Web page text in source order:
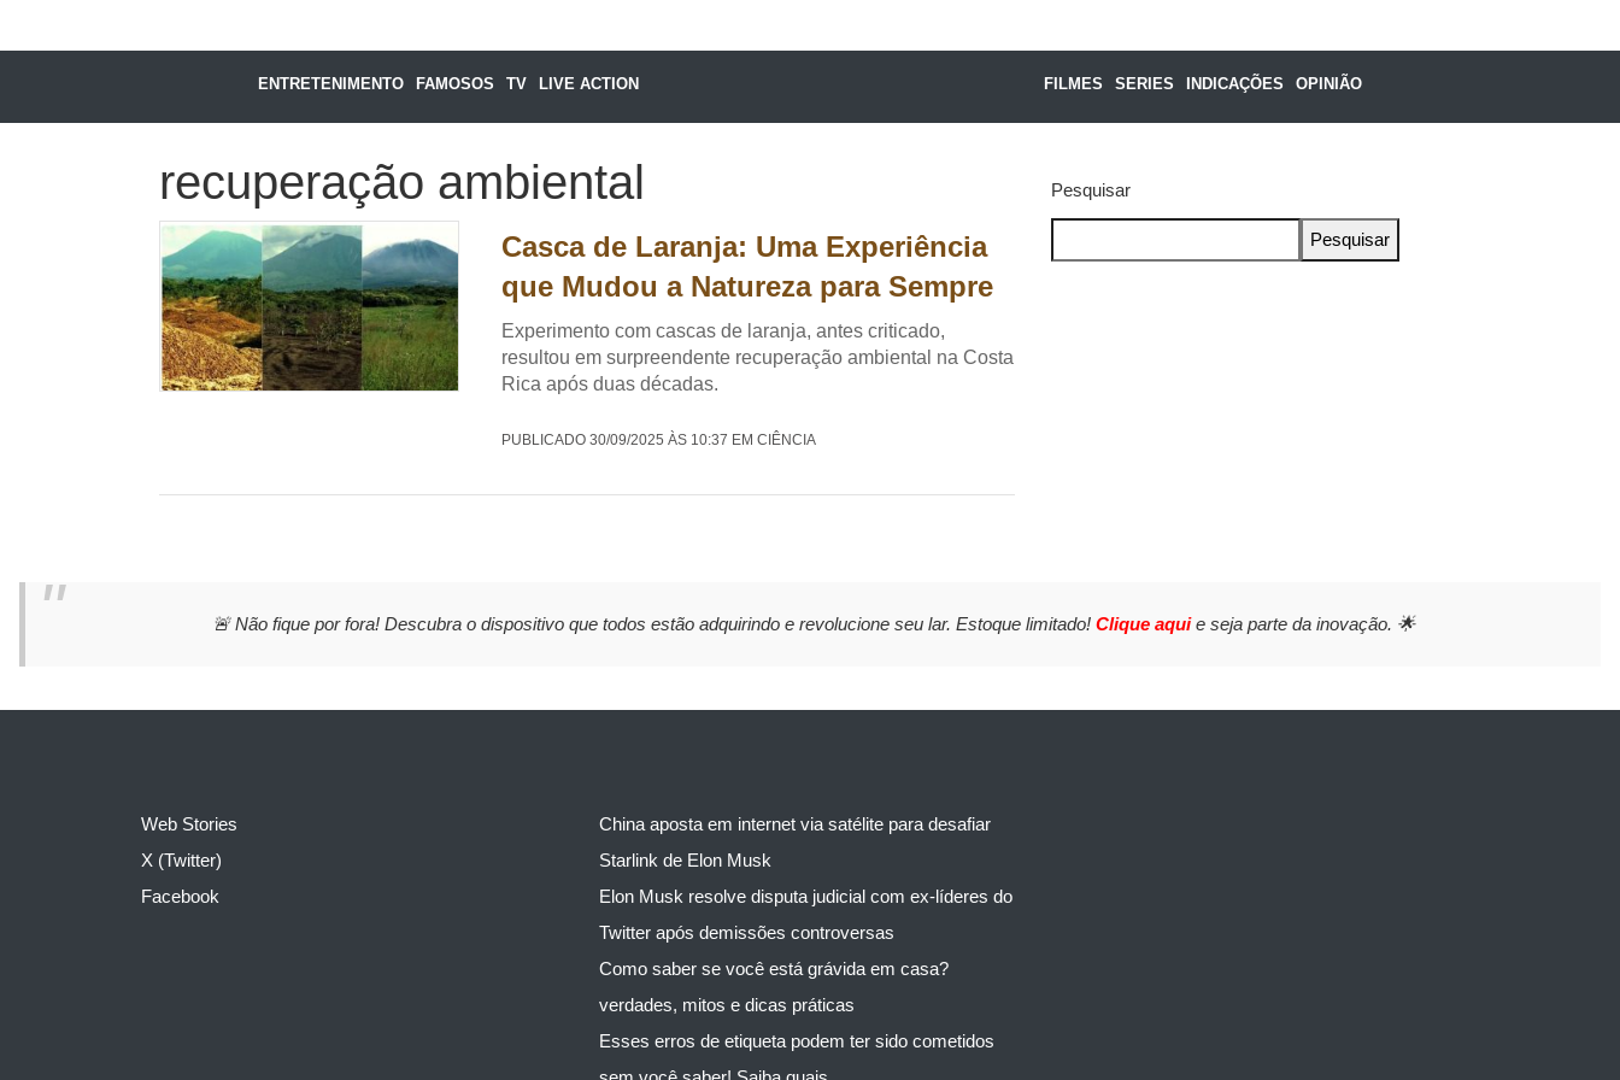
ENTRETENIMENTO FAMOSOS TV LIVE ACTION FILMES SERIES INDICAÇÕES OPINIÃO
recuperação ambiental
Casca de Laranja: Uma Experiência
que Mudou a Natureza para Sempre
Experimento com cascas de laranja, antes criticado,
resultou em surpreendente recuperação ambiental na Costa
Rica após duas décadas.
PUBLICADO 30/09/2025 ÀS 10:37 EM CIÊNCIA
Pesquisar
Pesquisar
🚨 Não fique por fora! Descubra o dispositivo que todos estão adquirindo e revolucione seu lar. Estoque limitado! Clique aquie seja parte da inovação. 🌟
Web Stories
X (Twitter)
Facebook
China aposta em internet via satélite para desafiar
Starlink de Elon Musk
Elon Musk resolve disputa judicial com ex-líderes do
Twitter após demissões controversas
Como saber se você está grávida em casa?
verdades, mitos e dicas práticas
Esses erros de etiqueta podem ter sido cometidos